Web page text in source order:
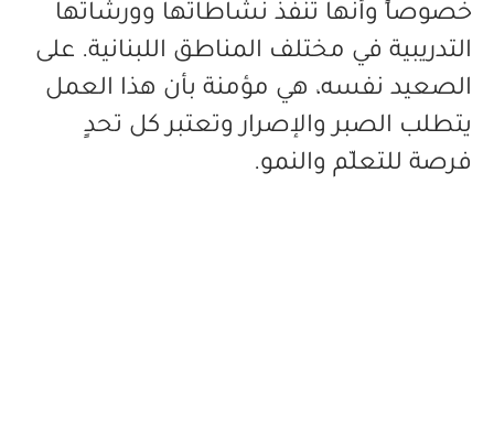
خصوصاً وأنها تنفذ نشاطاتها وورشاتها
التدريبية في مختلف المناطق اللبنانية. على
الصعيد نفسه، هي مؤمنة بأن هذا العمل
يتطلب الصبر والإصرار وتعتبر كل تحدٍ
فرصة للتعلّم والنمو.